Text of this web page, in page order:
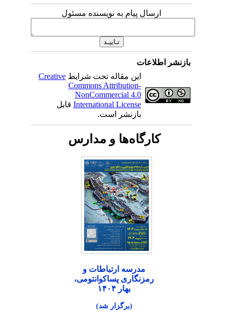
ارسال پیام به نویسنده مسئول
بازنشر اطلاعات
این مقاله تحت شرایطCreative
Commons Attribution-
NonCommercial 4.0
International Licenseقابل
بازنشر است.
کارگاه‌ها و مدارس
مدرسه ارتباطات و
رمزنگاری پساکوانتومی،
بهار ۱۴۰۴
(برگزار شد)